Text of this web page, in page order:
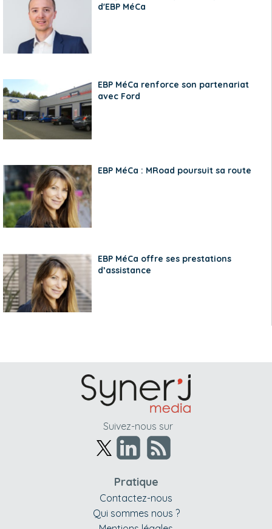
d'EBP MéCa
EBP MéCa renforce son partenariat
avec Ford
EBP MéCa : MRoad poursuit sa route
EBP MéCa offre ses prestations
d’assistance
Suivez-nous sur
Pratique
Contactez-nous
Qui sommes nous ?